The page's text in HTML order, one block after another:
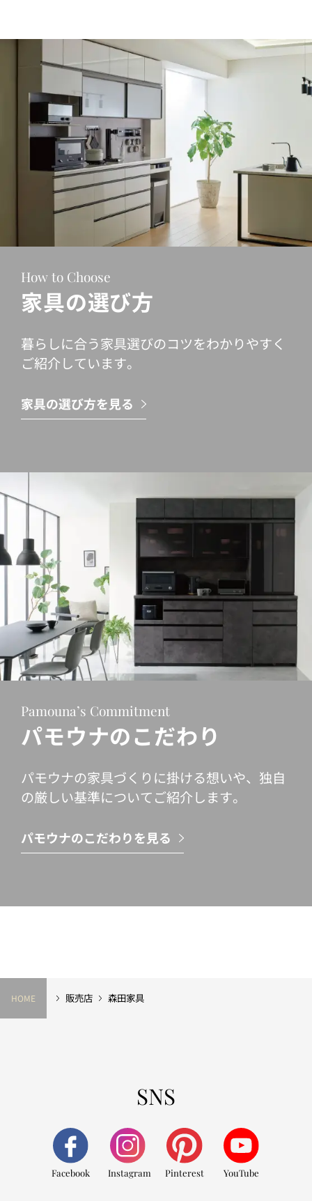
How to Choose
家具の選び方
暮らしに合う家具選びのコツをわかりやすく
ご紹介しています。
家具の選び方を見る
Pamouna’s Commitment
パモウナのこだわり
パモウナの家具づくりに掛ける想いや、独自
の厳しい基準についてご紹介します。
パモウナのこだわりを見る
HOME 販売店 森田家具
SNS
Facebook Instagram Pinterest YouTube